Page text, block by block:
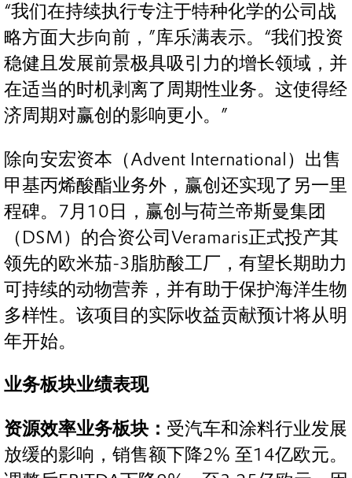
“我们在持续执行专注于特种化学的公司战
略方面大步向前，”库乐满表示。“我们投资
稳健且发展前景极具吸引力的增长领域，并
在适当的时机剥离了周期性业务。这使得经
济周期对赢创的影响更小。”
除向安宏资本（Advent International）出售
甲基丙烯酸酯业务外，赢创还实现了另一里
程碑。7月10日，赢创与荷兰帝斯曼集团
（DSM）的合资公司Veramaris正式投产其
领先的欧米茄-3脂肪酸工厂，有望长期助力
可持续的动物营养，并有助于保护海洋生物
多样性。该项目的实际收益贡献预计将从明
年开始。
业务板块业绩表现
资源效率业务板块： 受汽车和涂料行业发展
放缓的影响，销售额下降2% 至14亿欧元。